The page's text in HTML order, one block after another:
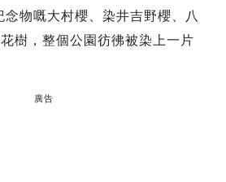
念物嘅大村櫻、染井吉野櫻、八
樹，整個公園彷彿被染上一片
廣告